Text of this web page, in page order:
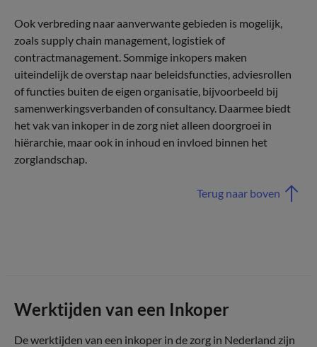
Ook verbreding naar aanverwante gebieden is mogelijk,
zoals supply chain management, logistiek of
contractmanagement. Sommige inkopers maken
uiteindelijk de overstap naar beleidsfuncties, adviesrollen
of functies buiten de eigen organisatie, bijvoorbeeld bij
samenwerkingsverbanden of consultancy. Daarmee biedt
het vak van inkoper in de zorg niet alleen doorgroei in
hiërarchie, maar ook in inhoud en invloed binnen het
zorglandschap.
Terug naar boven
Werktijden van een Inkoper
De werktijden van een inkoper in de zorg in Nederland zijn